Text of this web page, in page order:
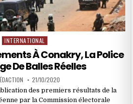
Posted
INTERNATIONAL
À Conakry, La Police
De Balles Réelles
21/10/2020
des premiers résultats de la
par la Commission électorale